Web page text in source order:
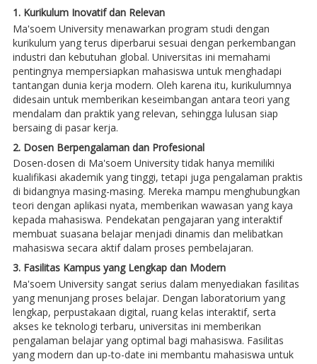
1. Kurikulum Inovatif dan Relevan
Ma'soem University menawarkan program studi dengan
kurikulum yang terus diperbarui sesuai dengan perkembangan
industri dan kebutuhan global. Universitas ini memahami
pentingnya mempersiapkan mahasiswa untuk menghadapi
tantangan dunia kerja modern. Oleh karena itu, kurikulumnya
didesain untuk memberikan keseimbangan antara teori yang
mendalam dan praktik yang relevan, sehingga lulusan siap
bersaing di pasar kerja.
2. Dosen Berpengalaman dan Profesional
Dosen-dosen di Ma'soem University tidak hanya memiliki
kualifikasi akademik yang tinggi, tetapi juga pengalaman praktis
di bidangnya masing-masing. Mereka mampu menghubungkan
teori dengan aplikasi nyata, memberikan wawasan yang kaya
kepada mahasiswa. Pendekatan pengajaran yang interaktif
membuat suasana belajar menjadi dinamis dan melibatkan
mahasiswa secara aktif dalam proses pembelajaran.
3. Fasilitas Kampus yang Lengkap dan Modern
Ma'soem University sangat serius dalam menyediakan fasilitas
yang menunjang proses belajar. Dengan laboratorium yang
lengkap, perpustakaan digital, ruang kelas interaktif, serta
akses ke teknologi terbaru, universitas ini memberikan
pengalaman belajar yang optimal bagi mahasiswa. Fasilitas
yang modern dan up-to-date ini membantu mahasiswa untuk